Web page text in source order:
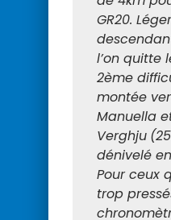
GR20.
l’on quitte
2ème
montée
Manuella
Verghju
dénivelé
Pour ceux
trop